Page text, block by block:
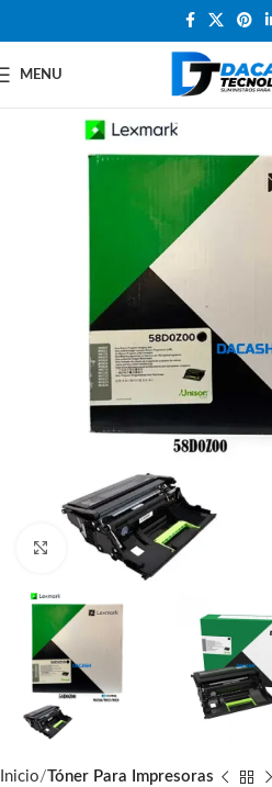
MENU
Click to enlarge
Inicio Tóner Para Impresoras